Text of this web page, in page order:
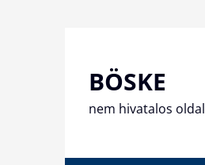
BÖSKE
nem hivatalos oldal